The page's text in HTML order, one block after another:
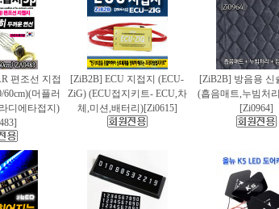
편조선 지접
60cm)(머플러
디에타접지)
[ZiB2B] ECU 지접지 (ECU-
ZiG) (ECU접지키트- ECU,차
체,미션,배터리)[Zi0615]
[ZiB2B] 방음용 신
(흡음매트,누빔처
[Zi0964]